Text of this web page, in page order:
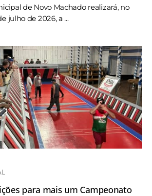
de Novo Machado realizará, no
julho de 2026, a ...
para mais um Campeonato